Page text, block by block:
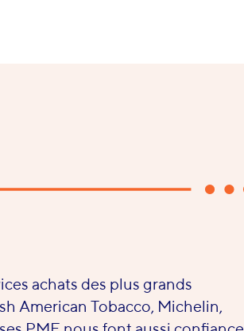
achats des plus grands
American Tobacco, Michelin,